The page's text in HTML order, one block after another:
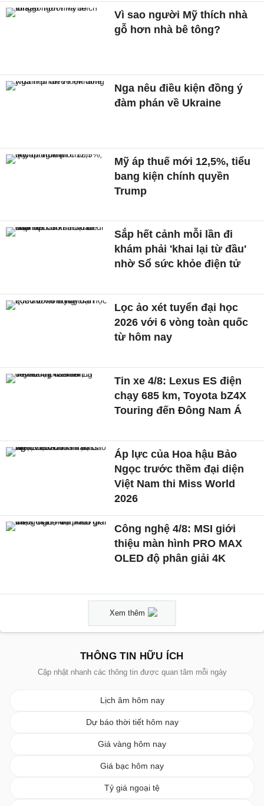
Vì sao người Mỹ thích nhà
gỗ hơn nhà bê tông?
Nga nêu điều kiện đồng ý
đàm phán về Ukraine
Mỹ áp thuế mới 12,5%, tiểu
bang kiện chính quyền
Trump
Sắp hết cảnh mỗi lần đi
khám phải 'khai lại từ đầu'
nhờ Sổ sức khỏe điện tử
Lọc ảo xét tuyển đại học
2026 với 6 vòng toàn quốc
từ hôm nay
Tin xe 4/8: Lexus ES điện
chạy 685 km, Toyota bZ4X
Touring đến Đông Nam Á
Áp lực của Hoa hậu Bảo
Ngọc trước thềm đại diện
Việt Nam thi Miss World
2026
Công nghệ 4/8: MSI giới
thiệu màn hình PRO MAX
OLED độ phân giải 4K
Xem thêm
THÔNG TIN HỮU ÍCH
Cập nhật nhanh các thông tin được quan tâm mỗi ngày
Lịch âm hôm nay
Dự báo thời tiết hôm nay
Giá vàng hôm nay
Giá bạc hôm nay
Tỷ giá ngoại tệ